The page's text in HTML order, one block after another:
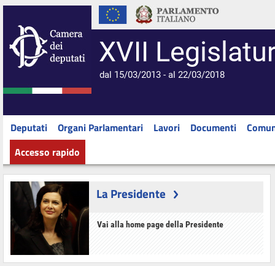
XVII
dal 15/03/2013 - al 22/03/2018
Deputati Organi Parlamentari Lavori Documenti
Accesso rapido
La Presidente
Vai alla home page della Presidente